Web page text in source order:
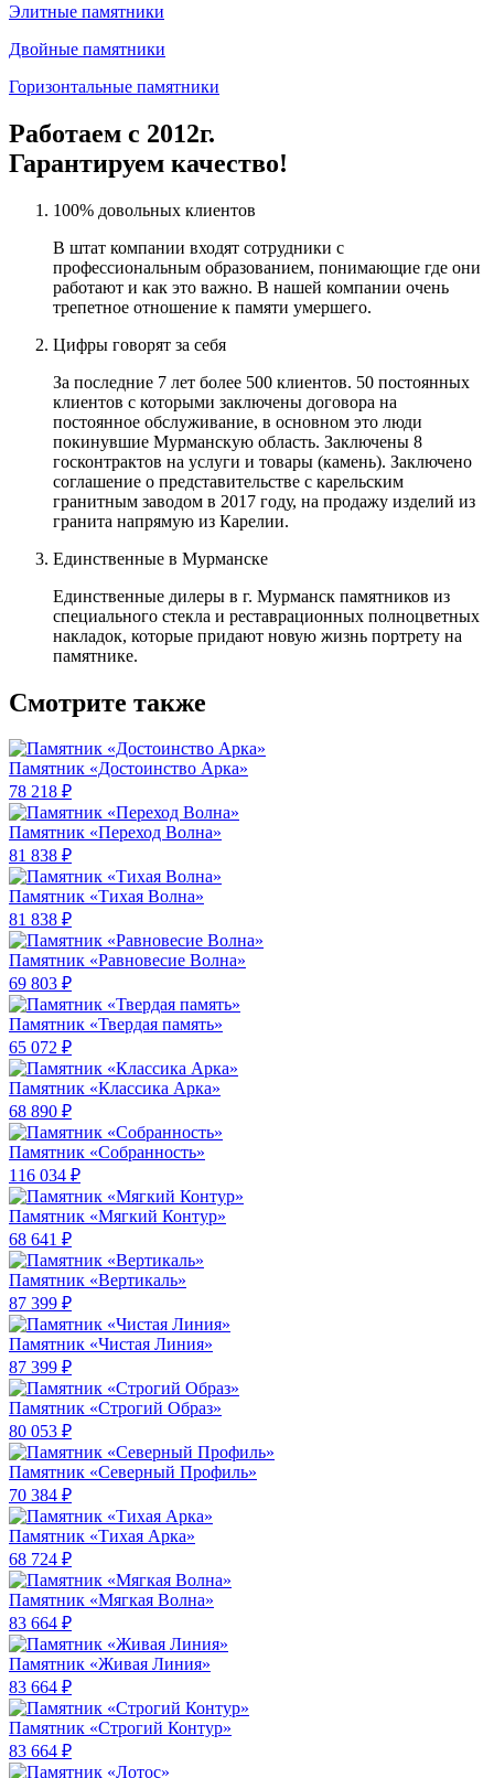
Элитные памятники
Двойные памятники
Горизонтальные памятники
Работаем с 2012г.
Гарантируем качество!
100% довольных клиентов
В штат компании входят сотрудники с
профессиональным образованием, понимающие где они
работают и как это важно. В нашей компании очень
трепетное отношение к памяти умершего.
Цифры говорят за себя
За последние 7 лет более 500 клиентов. 50 постоянных
клиентов с которыми заключены договора на
постоянное обслуживание, в основном это люди
покинувшие Мурманскую область. Заключены 8
госконтрактов на услуги и товары (камень). Заключено
соглашение о представительстве с карельским
гранитным заводом в 2017 году, на продажу изделий из
гранита напрямую из Карелии.
Единственные в Мурманске
Единственные дилеры в г. Мурманск памятников из
специального стекла и реставрационных полноцветных
накладок, которые придают новую жизнь портрету на
памятнике.
Смотрите также
Памятник «Достоинство Арка»
78 218 ₽
Памятник «Переход Волна»
81 838 ₽
Памятник «Тихая Волна»
81 838 ₽
Памятник «Равновесие Волна»
69 803 ₽
Памятник «Твердая память»
65 072 ₽
Памятник «Классика Арка»
68 890 ₽
Памятник «Собранность»
116 034 ₽
Памятник «Мягкий Контур»
68 641 ₽
Памятник «Вертикаль»
87 399 ₽
Памятник «Чистая Линия»
87 399 ₽
Памятник «Строгий Образ»
80 053 ₽
Памятник «Северный Профиль»
70 384 ₽
Памятник «Тихая Арка»
68 724 ₽
Памятник «Мягкая Волна»
83 664 ₽
Памятник «Живая Линия»
83 664 ₽
Памятник «Строгий Контур»
83 664 ₽